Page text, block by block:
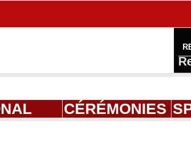
CÉRÉMONIES